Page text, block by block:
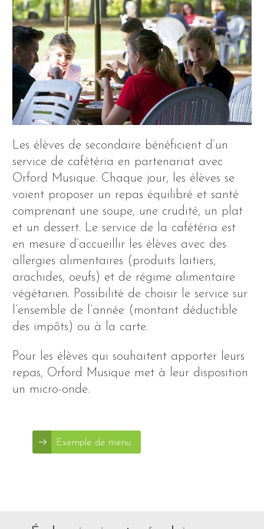
Les élèves de secondaire bénéficient d’un
service de cafétéria en partenariat avec
Orford Musique. Chaque jour, les élèves se
voient proposer un repas équilibré et santé
comprenant une soupe, une crudité, un plat
et un dessert. Le service de la cafétéria est
en mesure d’accueillir les élèves avec des
allergies alimentaires (produits laitiers,
arachides, oeufs) et de régime alimentaire
végétarien. Possibilité de choisir le service sur
l’ensemble de l’année (montant déductible
des impôts) ou à la carte.
Pour les élèves qui souhaitent apporter leurs
repas, Orford Musique met à leur disposition
un micro-onde.
Exemple de menu